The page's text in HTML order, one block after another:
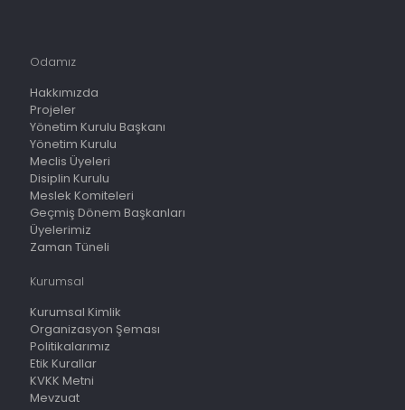
Odamız
Hakkımızda
Projeler
Yönetim Kurulu Başkanı
Yönetim Kurulu
Meclis Üyeleri
Disiplin Kurulu
Meslek Komiteleri
Geçmiş Dönem Başkanları
Üyelerimiz
Zaman Tüneli
Kurumsal
Kurumsal Kimlik
Organizasyon Şeması
Politikalarımız
Etik Kurallar
KVKK Metni
Mevzuat